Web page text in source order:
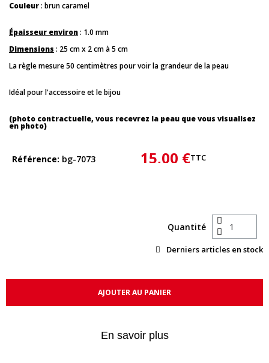
Couleur: brun caramel
Épaisseur environ: 1.0 mm
Dimensions : 25 cm x 2 cm à 5 cm
La règle mesure 50 centimètres pour voir la grandeur de la peau
Idéal pour l'accessoire et le bijou
(photo contractuelle, vous recevrez la peau que vous visualisez
en photo)
Référence bg-7073 15,00 €TTC
Quantité
Derniers articles en stock
AJOUTER AU PANIER
En savoir plus